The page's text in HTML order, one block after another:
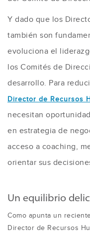
Y dado que los
también son
evoluciona el
los Comités de
desarrollo. Para
Director de Recursos
necesitan
en estrategia de
acceso a coaching,
orientar sus
Un equilibrio
Como apunta un
Director de Recursos